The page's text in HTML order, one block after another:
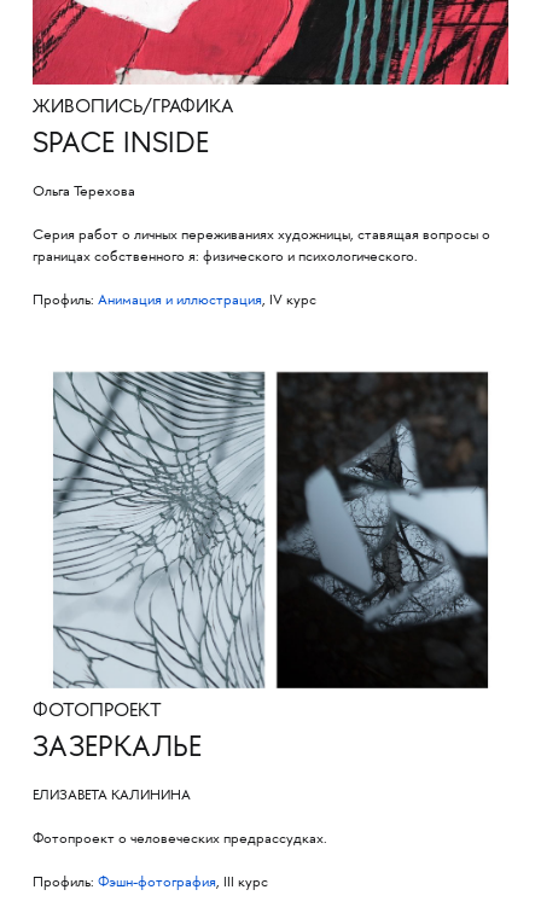
ЖИВОПИСЬ/ГРАФИКА
SPACE INSIDE
Ольга Терехова
Серия работ о личных переживаниях художницы, ставящая вопросы о
границах собственного я: физического и психологического.
Профиль: Анимация и иллюстрация, IV курс
ФОТОПРОЕКТ
ЗАЗЕРКАЛЬЕ
ЕЛИЗАВЕТА КАЛИНИНА
Фотопроект о человеческих предрассудках.
Профиль: Фэшн-фотография, III курс